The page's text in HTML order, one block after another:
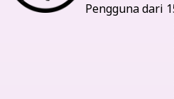
Pengguna dari